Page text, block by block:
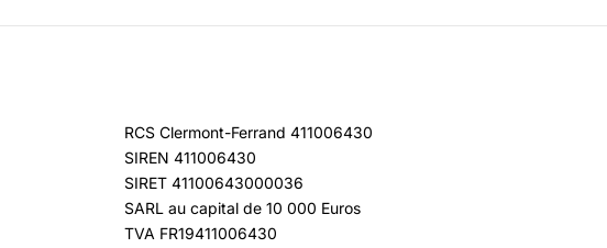
RCS Clermont-Ferrand 411006430
SIREN 411006430
SIRET 41100643000036
SARL au capital de 10 000 Euros
TVA FR19411006430